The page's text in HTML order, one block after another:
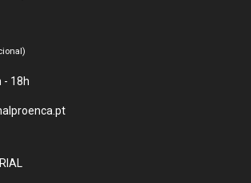
- 18h